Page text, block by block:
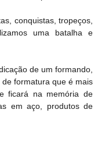
conquistas, tropeços,
uma batalha e
de um formando,
formatura que é mais
ficará na memória de
em aço, produtos de